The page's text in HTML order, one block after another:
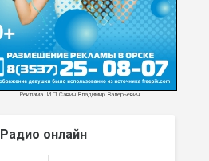
Реклама. ИП Савин Владимир Валерьевич
Радио онлайн